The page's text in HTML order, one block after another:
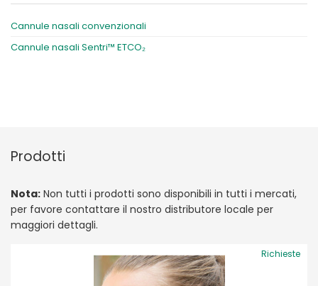
Cannule nasali convenzionali
Cannule nasali Sentri™ ETCO₂
Prodotti
Nota: Non tutti i prodotti sono disponibili in tutti i mercati,
per favore contattare il nostro distributore locale per
maggiori dettagli.
Richieste